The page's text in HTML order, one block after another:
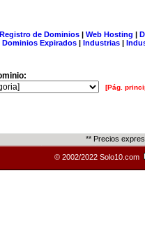
Registro de Dominios| Web Hosting |
Dominios Expirados | Industrias |
[Pág.
** Precios
© 2002/2022 Solo10.com